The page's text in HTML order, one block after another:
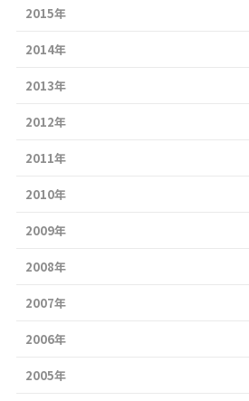
2015年
2014年
2013年
2012年
2011年
2010年
2009年
2008年
2007年
2006年
2005年